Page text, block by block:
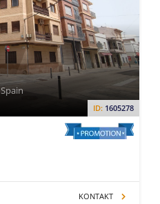
ID: 1605278
KONTAKT